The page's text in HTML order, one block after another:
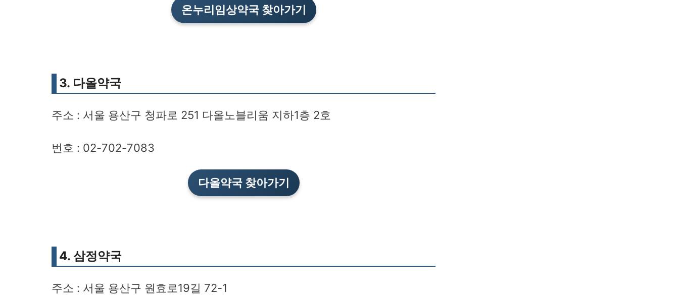
온누리임상약국 찾아가기
3. 다올약국
주소 : 서울 용산구 청파로 251 다올노블리움 지하1층 2호
번호 : 02-702-7083
다올약국 찾아가기
4. 삼정약국
주소 : 서울 용산구 원효로19길 72-1